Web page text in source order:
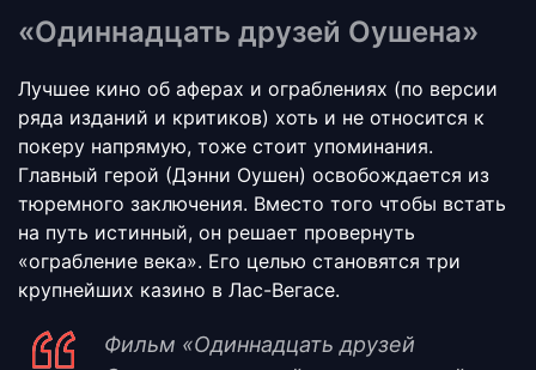
«Одиннадцать друзей Оушена»
Лучшее кино об аферах и ограблениях (по версии
ряда изданий и критиков) хоть и не относится к
покеру напрямую, тоже стоит упоминания.
Главный герой (Дэнни Оушен) освобождается из
тюремного заключения. Вместо того чтобы встать
на путь истинный, он решает провернуть
«ограбление века». Его целью становятся три
крупнейших казино в Лас-Вегасе.
Фильм «Одиннадцать друзей